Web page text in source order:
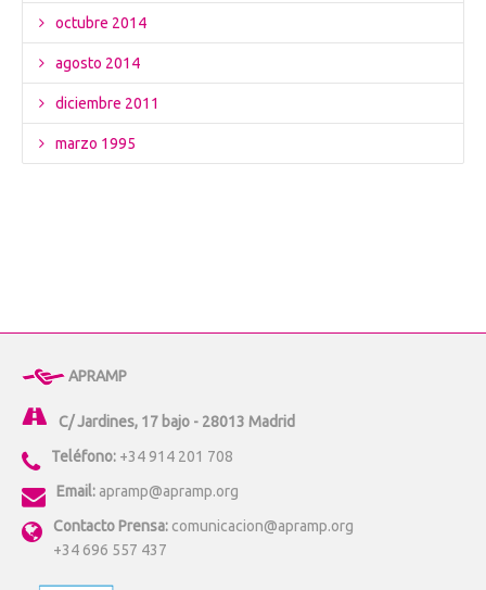
octubre 2014
agosto 2014
diciembre 2011
marzo 1995
APRAMP
C/ Jardines, 17 bajo - 28013 Madrid
Teléfono: +34 914 201 708
Email: apramp@apramp.org
Contacto Prensa: comunicacion@apramp.org
+34 696 557 437